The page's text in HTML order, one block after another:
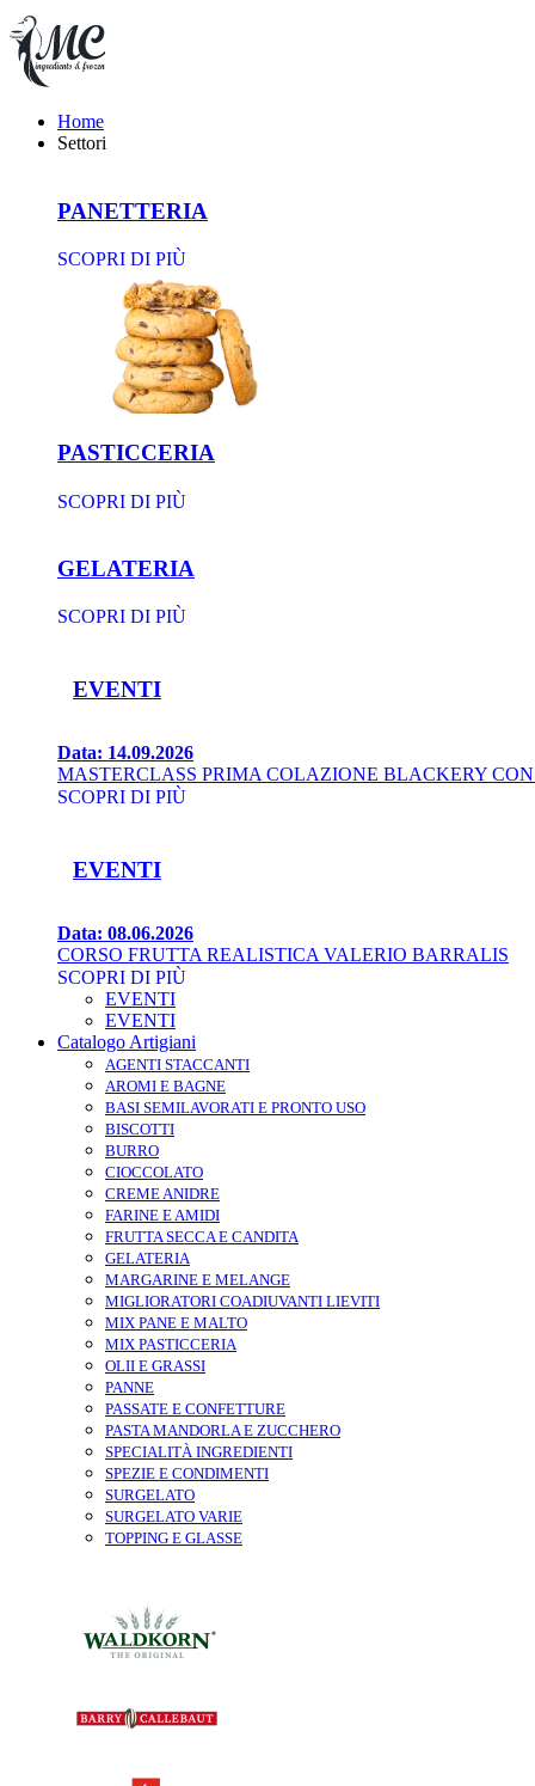
Home
Settori
PANETTERIA
SCOPRI DI PIÙ
PASTICCERIA
SCOPRI DI PIÙ
GELATERIA
SCOPRI DI PIÙ
EVENTI
Data: 08.06.2026
CORSO FRUTTA REALISTICA VALERIO BARRALIS
SCOPRI DI PIÙ
EVENTI
EVENTI
Catalogo Artigiani
AGENTI STACCANTI
AROMI E BAGNE
BASI SEMILAVORATI E PRONTO USO
BISCOTTI
BURRO
CIOCCOLATO
CREME ANIDRE
FARINE E AMIDI
FRUTTA SECCA E CANDITA
GELATERIA
MARGARINE E MELANGE
MIGLIORATORI COADIUVANTI LIEVITI
MIX PANE E MALTO
MIX PASTICCERIA
OLII E GRASSI
PANNE
PASSATE E CONFETTURE
PASTA MANDORLA E ZUCCHERO
SPECIALITÀ INGREDIENTI
SPEZIE E CONDIMENTI
SURGELATO
SURGELATO VARIE
TOPPING E GLASSE